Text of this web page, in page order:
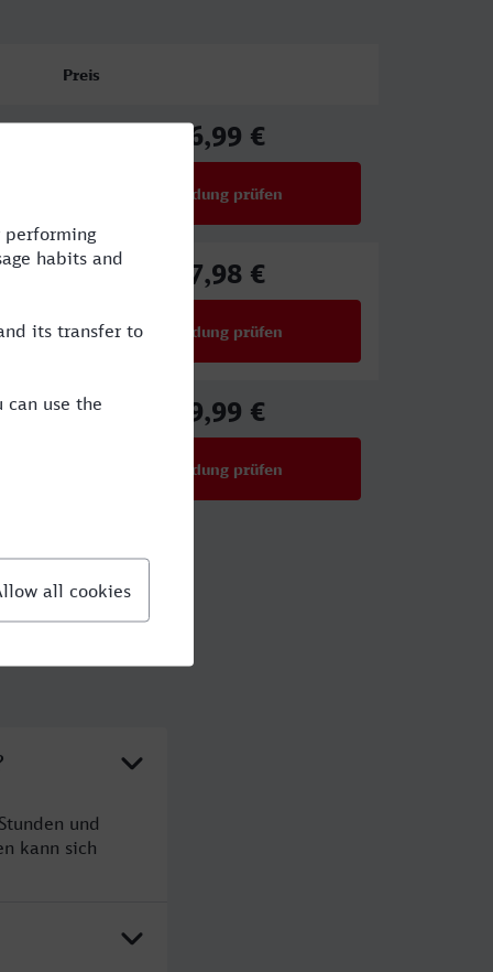
Preis
86,99 €
Verbindung prüfen
67,98 €
Verbindung prüfen
49,99 €
Verbindung prüfen
und
kann sich